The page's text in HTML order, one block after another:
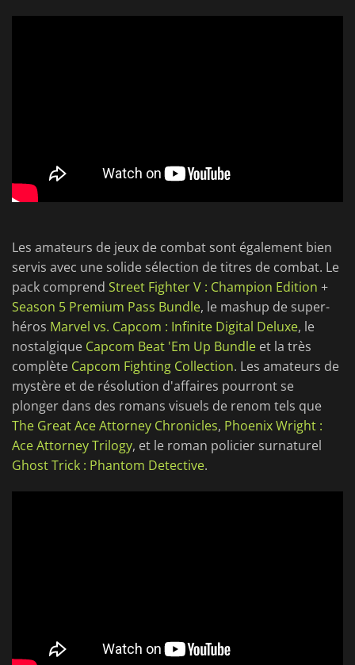
Les amateurs de jeux de combat sont également bien
servis avec une solide sélection de titres de combat. Le
pack comprend Street Fighter V : Champion Edition +
Season 5 Premium Pass Bundle, le mashup de super-
héros Marvel vs. Capcom : Infinite Digital Deluxe, le
nostalgique Capcom Beat 'Em Up Bundle et la très
complète Capcom Fighting Collection. Les amateurs de
mystère et de résolution d'affaires pourront se
plonger dans des romans visuels de renom tels que
The Great Ace Attorney Chronicles, Phoenix Wright :
Ace Attorney Trilogy, et le roman policier surnaturel
Ghost Trick : Phantom Detective.